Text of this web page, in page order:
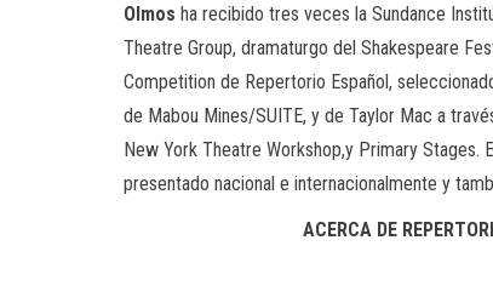
Olmos ha recibido tres veces la Sundance
Theatre Group, dramaturgo del Shakespeare
Competition de Repertorio Español,
de Mabou Mines/SUITE, y de Taylor Mac a
New York Theatre Workshop,y Primary
presentado nacional e internacionalmente y
ACERCA DE